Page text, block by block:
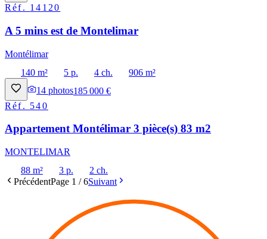
Réf. 14120
A 5 mins est de Montelimar
Montélimar
140 m²
5 p. 4 ch.
906 m²
14 photos185 000 €
Réf. 540
Appartement Montélimar 3 pièce(s) 83 m2
MONTELIMAR
88 m²
3 p.
2 ch.
PrécédentPage 1 /6Suivant